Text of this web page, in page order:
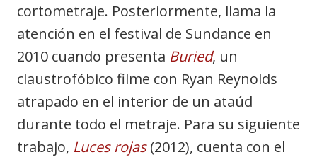
cortometraje. Posteriormente, llama la
atención en el festival de Sundance en
2010 cuando presenta Buried, un
claustrofóbico filme con Ryan Reynolds
atrapado en el interior de un ataúd
durante todo el metraje. Para su siguiente
trabajo, Luces rojas(2012), cuenta con el